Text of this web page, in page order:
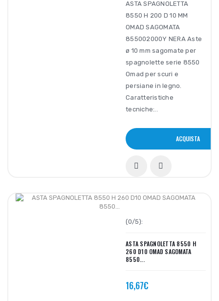
ASTA SPAGNOLETTA
8550 H 200 D 10 MM
OMAD SAGOMATA
855002000Y NERA Aste
ø 10 mm sagomate per
spagnolette serie 8550
Omad per scuri e
persiane in legno.
Caratteristiche
tecniche:..
ACQUISTA
(0/5):
ASTA SPAGNOLETTA 8550 H
260 D10 OMAD SAGOMATA
8550...
16,67€